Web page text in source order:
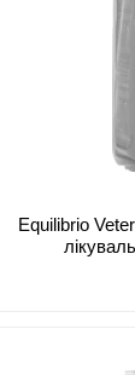
Equilibrio